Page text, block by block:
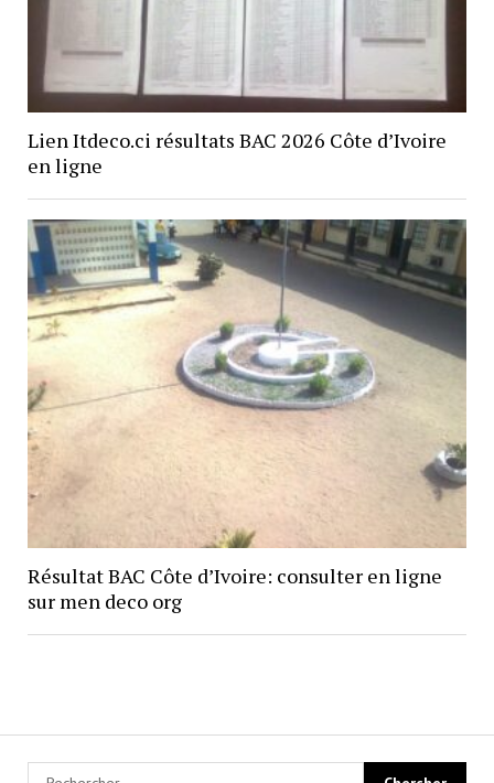
Lien Itdeco.ci résultats BAC 2026 Côte d’Ivoire
en ligne
Résultat BAC Côte d’Ivoire: consulter en ligne
sur men deco org